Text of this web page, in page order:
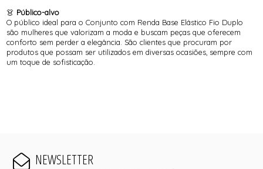
👗 Público-alvo
O público ideal para o Conjunto com Renda Base Elástico Fio Duplo
são mulheres que valorizam a moda e buscam peças que oferecem
conforto sem perder a elegância. São clientes que procuram por
produtos que possam ser utilizados em diversas ocasiões, sempre com
um toque de sofisticação.
NEWSLETTER